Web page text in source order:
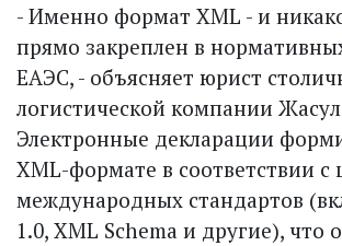
- Именно формат XML - и
прямо закреплен в
ЕАЭС, - объясняет юрист
логистической компании
Электронные дек­ларации
XML-формате в соответствии
международных стандартов
1.0, XML Schema и другие), что